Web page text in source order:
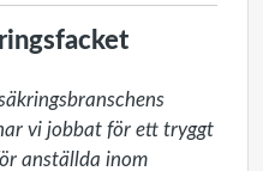
vi jobbat för ett tryggt
anställda inom